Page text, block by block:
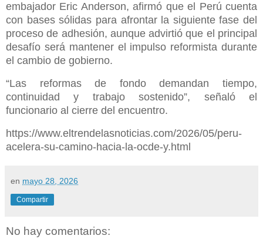
embajador Eric Anderson, afirmó que el Perú cuenta
con bases sólidas para afrontar la siguiente fase del
proceso de adhesión, aunque advirtió que el principal
desafío será mantener el impulso reformista durante
el cambio de gobierno.
“Las reformas de fondo demandan tiempo,
continuidad y trabajo sostenido”, señaló el
funcionario al cierre del encuentro.
https://www.eltrendelasnoticias.com/2026/05/peru-
acelera-su-camino-hacia-la-ocde-y.html
en mayo 28, 2026
Compartir
No hay comentarios: